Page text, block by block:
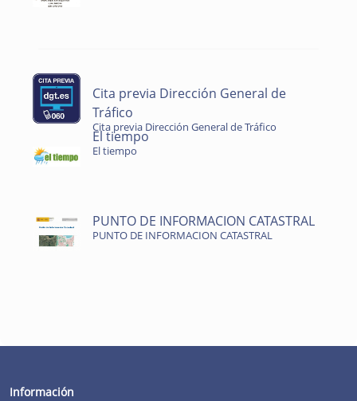
Cita previa Dirección General de
Tráfico
Cita previa Dirección General de Tráfico
El tiempo
El tiempo
PUNTO DE INFORMACION CATASTRAL
PUNTO DE INFORMACION CATASTRAL
Información